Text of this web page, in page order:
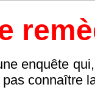
enquête
connaître